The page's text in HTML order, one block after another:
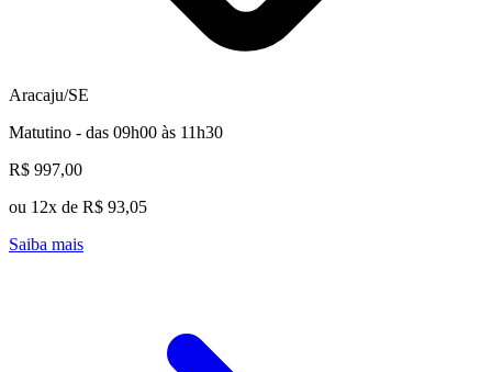
Aracaju/SE
Matutino - das 09h00 às 11h30
R$ 997,00
ou 12x de R$ 93,05
Saiba mais